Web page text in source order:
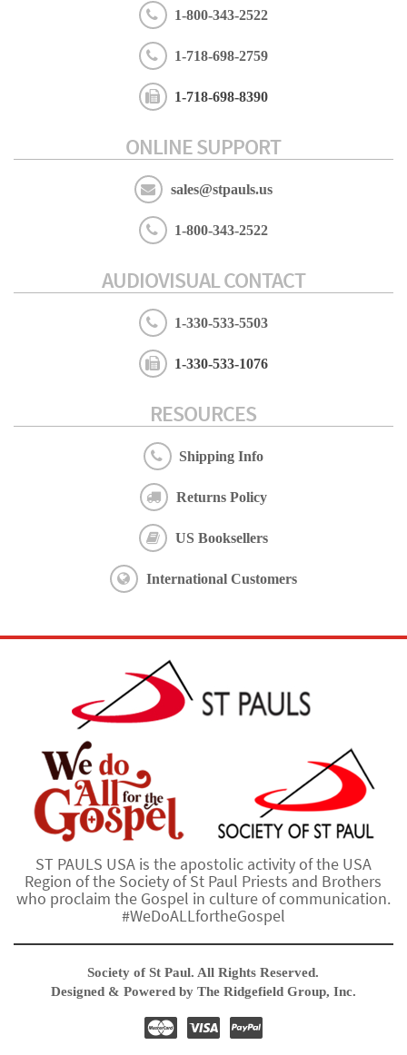
1-800-343-2522
1-718-698-2759
1-718-698-8390
ONLINE SUPPORT
sales@stpauls.us
1-800-343-2522
AUDIOVISUAL CONTACT
1-330-533-5503
1-330-533-1076
RESOURCES
Shipping Info
Returns Policy
US Booksellers
International Customers
ST PAULS USA is the apostolic activity of the USA
Region of the Society of St Paul Priests and Brothers
who proclaim the Gospel in culture of communication.
#WeDoALLfortheGospel
Society of St Paul. All Rights Reserved.
Designed & Powered by The Ridgefield Group, Inc.